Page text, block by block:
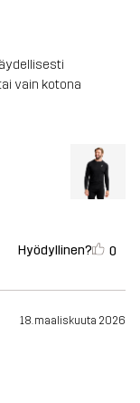
vain kotona
Hyödyllinen? 0
18. maaliskuuta 2026